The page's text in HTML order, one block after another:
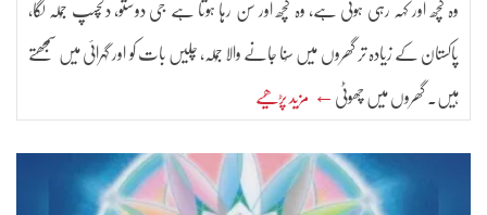
وہ کچھ اور کہہ رہی ہوتی ہے، وہ کچھ اور سن رہا ہوتا ہے جی دوستو، دلچسپ جُملہ لگا،
پاکستان کے زیادہ تر گھروں میں سُنا جانے والا جُملہ، چلیں بات کو اور گہرائی میں سمجھتے
ہیں۔ گھروں میں چھوٹی ← مزید پڑھیے